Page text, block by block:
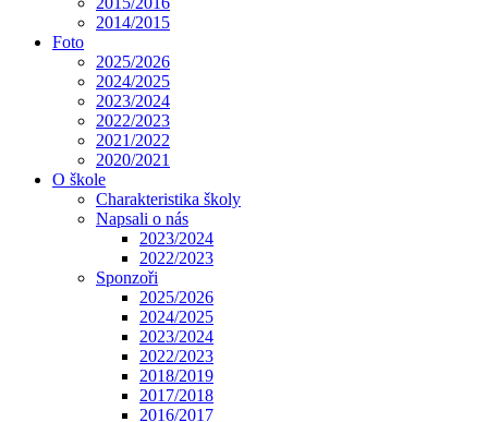
2014/2015
Foto
2025/2026
2024/2025
2023/2024
2022/2023
2021/2022
2020/2021
O škole
Charakteristika školy
Napsali o nás
2023/2024
2022/2023
Sponzoři
2025/2026
2024/2025
2023/2024
2022/2023
2018/2019
2017/2018
2016/2017